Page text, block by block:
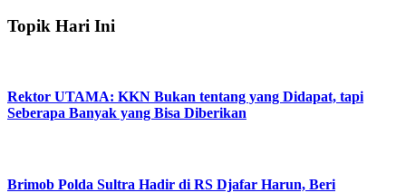
Topik Hari Ini
Rektor UTAMA: KKN Bukan tentang yang Didapat, tapi
Seberapa Banyak yang Bisa Diberikan
Brimob Polda Sultra Hadir di RS Djafar Harun, Beri